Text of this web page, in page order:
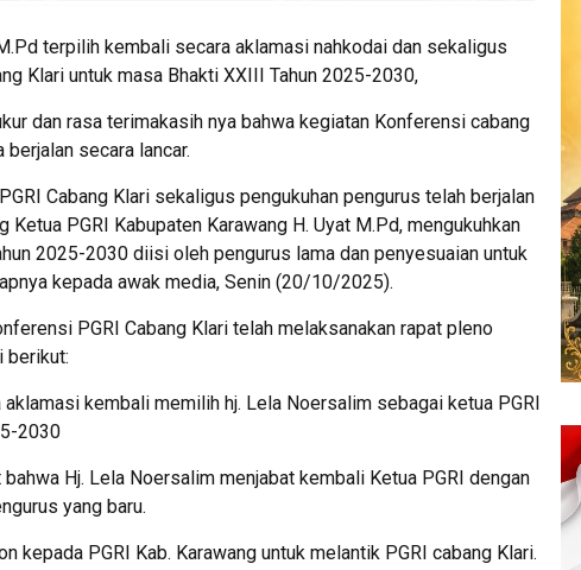
terpilih kembali secara aklamasi nahkodai dan sekaligus
Klari untuk masa Bhakti XXIII Tahun 2025-2030,
dan rasa terimakasih nya bahwa kegiatan Konferensi cabang
secara lancar.
Cabang Klari sekaligus pengukuhan pengurus telah berjalan
Ketua PGRI Kabupaten Karawang H. Uyat M.Pd, mengukuhkan
2025-2030 diisi oleh pengurus lama dan penyesuaian untuk
kepada awak media, Senin (20/10/2025).
PGRI Cabang Klari telah melaksanakan rapat pleno
berikut:
kembali memilih hj. Lela Noersalim sebagai ketua PGRI
2030
Hj. Lela Noersalim menjabat kembali Ketua PGRI dengan
yang baru.
kepada PGRI Kab. Karawang untuk melantik PGRI cabang Klari.